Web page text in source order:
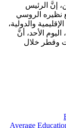
إنَّ الرئيس
نظيره الروسي
والدولية،
الأحد، أنَّ
وقطر خلال
Average